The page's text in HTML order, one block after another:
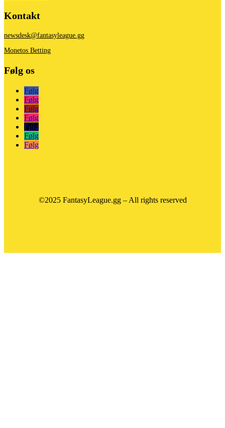
Kontakt
newsdesk@fantasyleague.gg
Monetos Betting
Følg os
Følg
Følg
Følg
Følg
Følg
Følg
Følg
©2025 FantasyLeague.gg – All rights reserved